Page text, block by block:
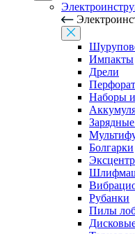
Импакты
Дрели
Наборы
Болгарки
Рубанки
Пилы